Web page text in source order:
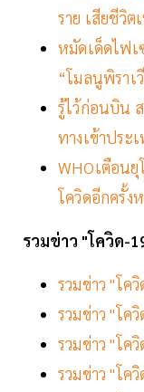
ราย เสียชีวิต
หมัดเด็ดไฟเ
“โมลนูพิราเ
รู้ไว้ก่อนบิน
ทางเข้าประ
WHOเตือน
โควิดอีกครั้ง
รวมข่าว "โควิด-
รวมข่าว "โค
รวมข่าว "โค
รวมข่าว "โค
รวมข่าว "โค